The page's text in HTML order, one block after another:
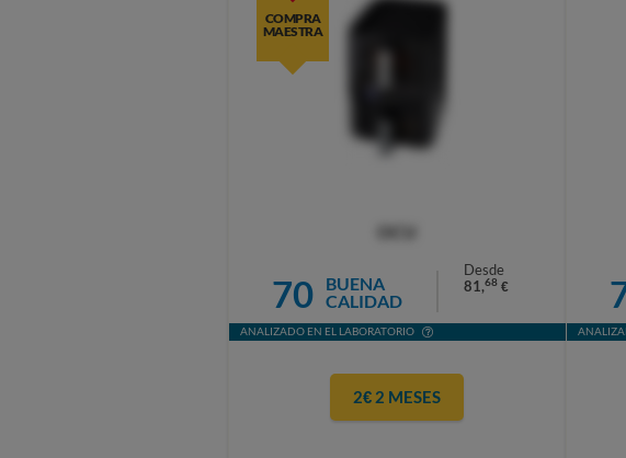
COMPRA
MAESTRA
70
BUENA
CALIDAD
Desde
81,68 €
ANALIZADO EN EL LABORATORIO
2€ 2 MESES